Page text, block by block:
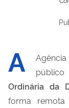
A
Ordinária da
forma